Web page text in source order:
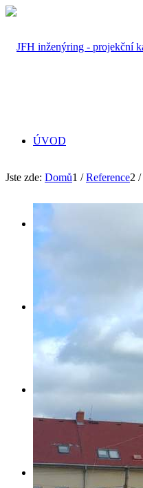
ÚVOD
SLUŽBY
KARIÉRA
Jste zde: Domů1 / Reference2 /